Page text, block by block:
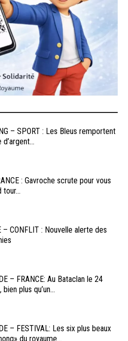
– SPORT : Les Bleus remportent
: Gavroche scrute pour vous
tour...
– CONFLIT : Nouvelle alerte des
– FRANCE: Au Bataclan le 24
plus qu’un...
– FESTIVAL: Les six plus beaux
du royaume...